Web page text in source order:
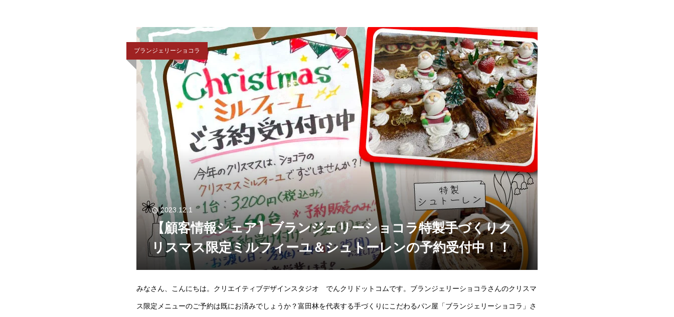
ブランジェリーショコラ
2023.12.1
【顧客情報シェア】ブランジェリーショコラ特製手づくりク
リスマス限定ミルフィーユ＆シュトーレンの予約受付中！！
みなさん、こんにちは。クリエイティブデザインスタジオ でんクリドットコムです。ブランジェリーショコラさんのクリスマ
ス限定メニューのご予約は既にお済みでしょうか？富田林を代表する手づくりにこだわるパン屋「ブランジェリーショコラ」さ